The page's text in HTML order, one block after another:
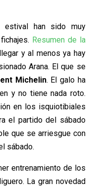
estival han sido muy
Resumen de la
y al menos ya hay
Arana. El que se
Michelin. El galo ha
y no tiene nada roto.
en los isquiotibiales
el partido del sábado
que se arriesgue con
sábado.
entrenamiento de los
La gran novedad